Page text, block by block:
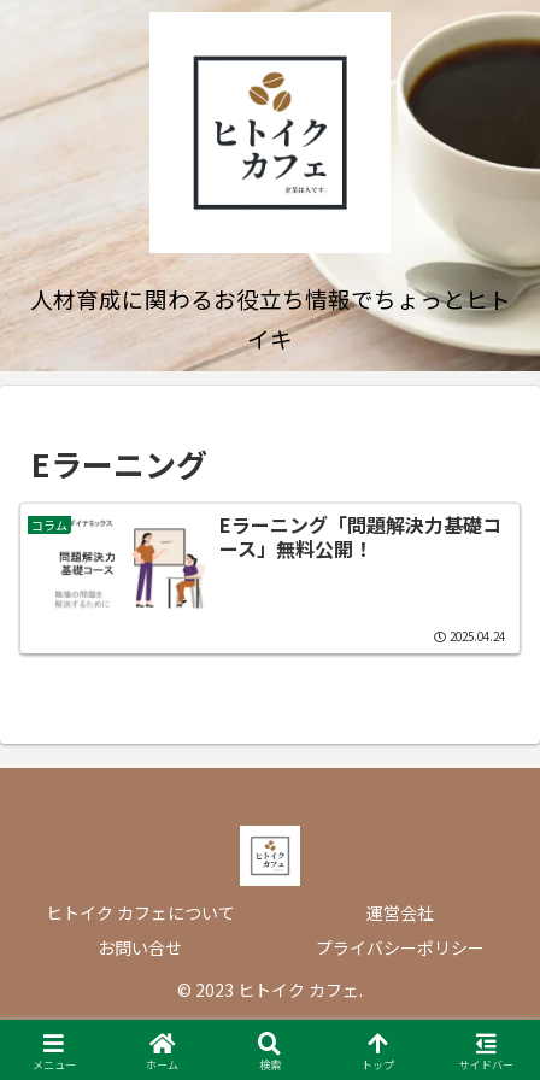
人材育成に関わるお役立ち情報でちょっとヒト
イキ
Eラーニング
コラム
Eラーニング「問題解決力基礎コ
ース」無料公開！
2025.04.24
ヒトイク カフェについて
運営会社
お問い合せ
プライバシーポリシー
© 2023 ヒトイク カフェ.
メニュー ホーム 検索 トップ サイドバー